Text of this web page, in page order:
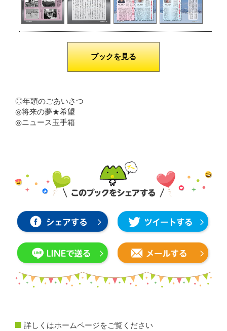
ブックを見る
◎年頭のごあいさつ
◎将来の夢★希望
◎ニュース玉手箱
詳しくはホームページをご覧ください